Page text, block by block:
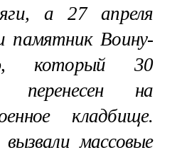
а 27 апреля
памятник Воину-
который 30
перенесен на
кладбище.
массовые